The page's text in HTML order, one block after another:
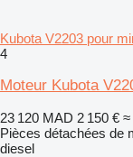
Kubota V2203 pour
4
Moteur Kubota
23 120 MAD 2 150 € ≈
Pièces détachées de
diesel